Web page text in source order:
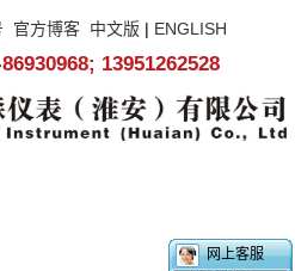
官方博客 中文版 | ENGLISH
13951262528
网上客服